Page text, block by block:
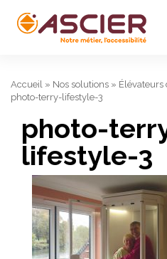
Accueil » Nos solutions » Élévateurs
photo-terry-lifestyle-3
photo-
lifestyle-3